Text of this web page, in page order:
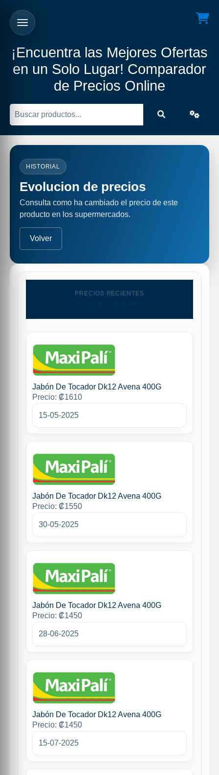
¡Encuentra las Mejores Ofertas
en un Solo Lugar! Comparador
de Precios Online
HISTORIAL
Evolucion de precios
Consulta como ha cambiado el precio de este
producto en los supermercados.
Volver
PRECIOS RECIENTES
Jabón De Tocador Dk12 Avena 400G
Precio: ₡1610
15-05-2025
Jabón De Tocador Dk12 Avena 400G
Precio: ₡1550
30-05-2025
Jabón De Tocador Dk12 Avena 400G
Precio: ₡1450
28-06-2025
Jabón De Tocador Dk12 Avena 400G
Precio: ₡1450
15-07-2025